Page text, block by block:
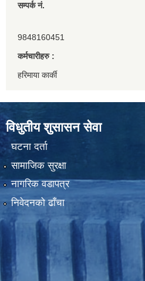
सम्पर्क नं.
9848160451
कर्मचारीहरु :
हरिमाया कार्की
विधुतीय शुसासन सेवा
घटना दर्ता
सामाजिक सुरक्षा
नागरिक वडापत्र
निवेदनको ढाँचा